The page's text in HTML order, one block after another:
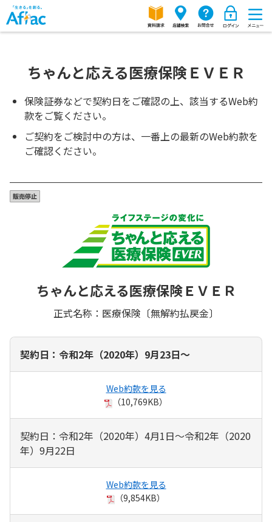
ちゃんと応える医療保険ＥＶＥＲ
保険証券などで契約日をご確認の上、該当するWeb約
款をご覧ください。
ご契約をご検討中の方は、一番上の最新のWeb約款を
ご確認ください。
ちゃんと応える医療保険ＥＶＥＲ
正式名称：医療保険〔無解約払戻金〕
契約日：令和2年（2020年）9月23日～
Web約款を見る
（10,769KB）
契約日：令和2年（2020年）4月1日～令和2年（2020
年）9月22日
Web約款を見る
（9,854KB）